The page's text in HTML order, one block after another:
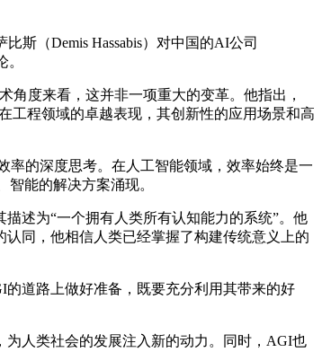
（Demis Hassabis）对中国的AI公司
度来看，这并非一项重大的变革。他指出，
工程领域的卓越表现，其创新性的应用场景和高
的深度思考。在人工智能领域，效率始终是一
能的解决方案涌现。
述为“一个拥有人类所有认知能力的系统”。他
认同，他相信人类已经掌握了构建传统意义上的
道路上做好准备，既要充分利用其带来的好
人类社会的发展注入新的动力。同时，AGI也